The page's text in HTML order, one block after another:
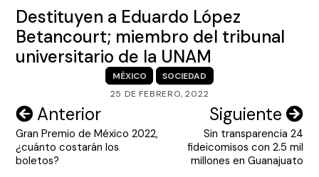
Destituyen a Eduardo López
Betancourt; miembro del tribunal
universitario de la UNAM
MÉXICO
SOCIEDAD
25 DE FEBRERO, 2022
Navegación
de
entradas
Anterior
Gran Premio de México 2022,
¿cuánto costarán los
boletos?
Siguiente
Sin transparencia 24
fideicomisos con 2.5 mil
millones en Guanajuato